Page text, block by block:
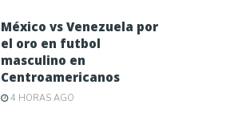
México vs Venezuela por
el oro en futbol
masculino en
Centroamericanos
4 HORAS AGO